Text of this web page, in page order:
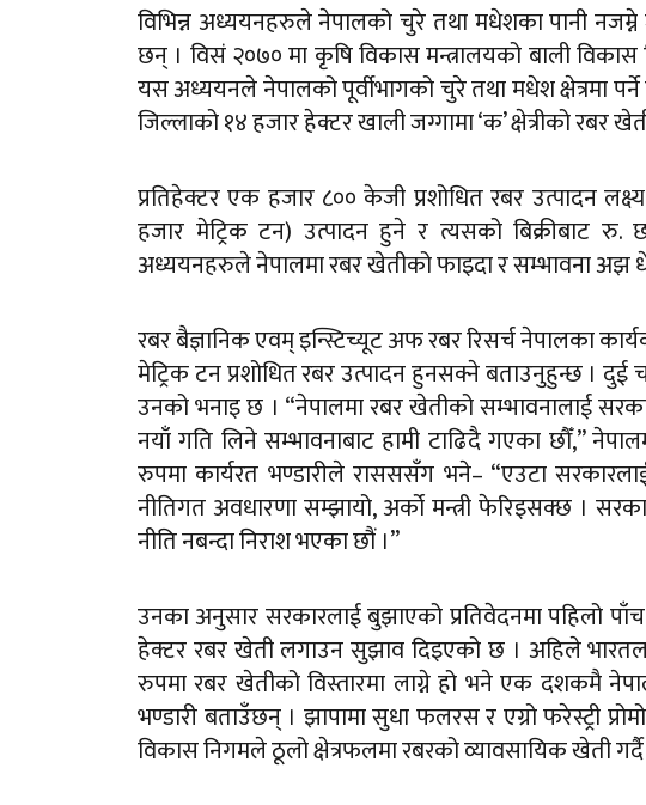
विभिन्न अध्ययनहरुले नेपालको चुरे तथा मधेशका पानी
छन् । विसं २०७० मा कृषि विकास मन्त्रालयको बाली
यस अध्ययनले नेपालको पूर्वीभागको चुरे तथा मधेश क्षेत्रमा
जिल्लाको १४ हजार हेक्टर खाली जग्गामा ‘क’ क्षेत्रीको रबर
प्रतिहेक्टर एक हजार ८०० केजी प्रशोधित रबर उत्पादन
हजार मेट्रिक टन) उत्पादन हुने र त्यसको बिक्रीबाट
अध्ययनहरुले नेपालमा रबर खेतीको फाइदा र सम्भावना अझ
रबर बैज्ञानिक एवम् इन्स्टिच्यूट अफ रबर रिसर्च नेपालका
मेट्रिक टन प्रशोधित रबर उत्पादन हुनसक्ने बताउनुहुन्छ ।
उनको भनाइ छ । “नेपालमा रबर खेतीको सम्भावनालाई
नयाँ गति लिने सम्भावनाबाट हामी टाढिदै गएका छौँ,”
रुपमा कार्यरत भण्डारीले रासससँग भने– “एउटा
नीतिगत अवधारणा सम्झायो, अर्को मन्त्री फेरिइसक्छ ।
नीति नबन्दा निराश भएका छौं ।”
उनका अनुसार सरकारलाई बुझाएको प्रतिवेदनमा पहिलो
हेक्टर रबर खेती लगाउन सुझाव दिइएको छ । अहिले
रुपमा रबर खेतीको विस्तारमा लाग्ने हो भने एक दशकमै
भण्डारी बताउँछन् । झापामा सुधा फलरस र एग्रो फरेस्ट्री
विकास निगमले ठूलो क्षेत्रफलमा रबरको व्यावसायिक खेती